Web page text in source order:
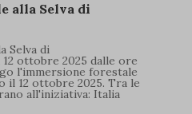
alla Selva di
Selva di
ottobre 2025 dalle ore
l'immersione forestale
il 12 ottobre 2025. Tra le
all'iniziativa: Italia